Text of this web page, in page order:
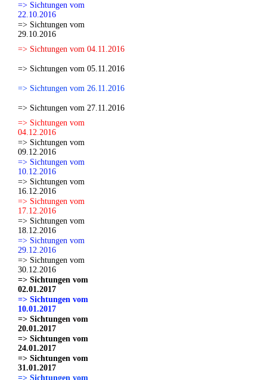
=> Sichtungen vom
22.10.2016
=> Sichtungen vom
29.10.2016
=> Sichtungen vom 04.11.2016
=> Sichtungen vom 05.11.2016
=> Sichtungen vom 26.11.2016
=> Sichtungen vom 27.11.2016
=> Sichtungen vom
04.12.2016
=> Sichtungen vom
09.12.2016
=> Sichtungen vom
10.12.2016
=> Sichtungen vom
16.12.2016
=> Sichtungen vom
17.12.2016
=> Sichtungen vom
18.12.2016
=> Sichtungen vom
29.12.2016
=> Sichtungen vom
30.12.2016
=> Sichtungen vom
02.01.2017
=> Sichtungen vom
10.01.2017
=> Sichtungen vom
20.01.2017
=> Sichtungen vom
24.01.2017
=> Sichtungen vom
31.01.2017
=> Sichtungen vom